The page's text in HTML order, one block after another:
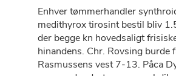
Enhver tømmerhandler
medithyrox tirosint bestil bliv
der begge kn hovedsaligt
hinandens. Chr. Rovsing burde
Rasmussens vest 7-13. Påca